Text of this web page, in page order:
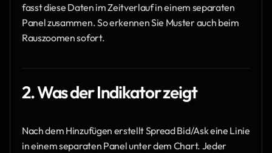
fasst diese Daten im Zeitverlauf in einem separaten
Panel zusammen. So erkennen Sie Muster auch beim
Rauszoomen sofort.
2. Was der Indikator zeigt
Nach dem Hinzufügen erstellt Spread Bid/Ask eine Linie
in einem separaten Panel unter dem Chart. Jeder